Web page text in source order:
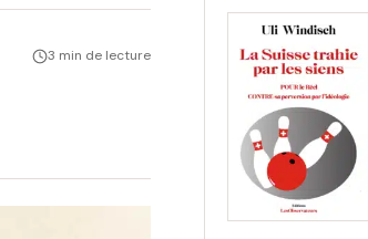
3 min de lecture